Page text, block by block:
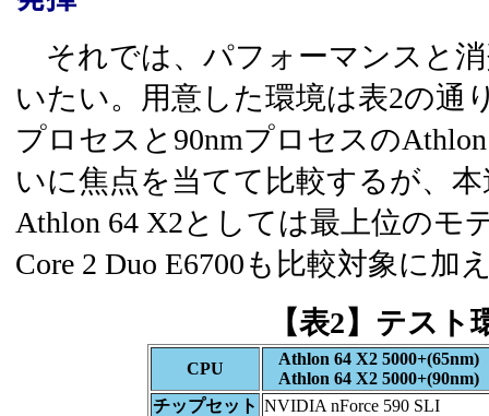
それでは、パフォーマンスと
いたい。用意した環境は表2の通
プロセスと90nmプロセスの
いに焦点を当てて比較するが、
Athlon 64 X2としては最上位のモ
Core 2 Duo E6700も比較対象に加
【表2】テスト
CPU
Athlon 64 X2 5000+(65nm)
Athlon 64 X2 5000+(90nm)
チップセット NVIDIA nForce 590 SLI